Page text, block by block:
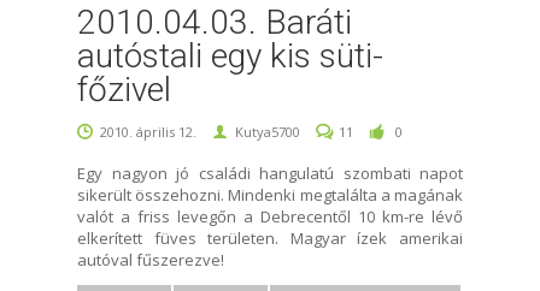
2010.04.03. Baráti
autóstali egy kis süti-
főzivel
2010. április 12. Kutya5700 11 0
Egy nagyon jó családi hangulatú szombati napot
sikerült összehozni. Mindenki megtalálta a magának
valót a friss levegőn a Debrecentől 10 km-re lévő
elkerített füves területen. Magyar ízek amerikai
autóval fűszerezve!